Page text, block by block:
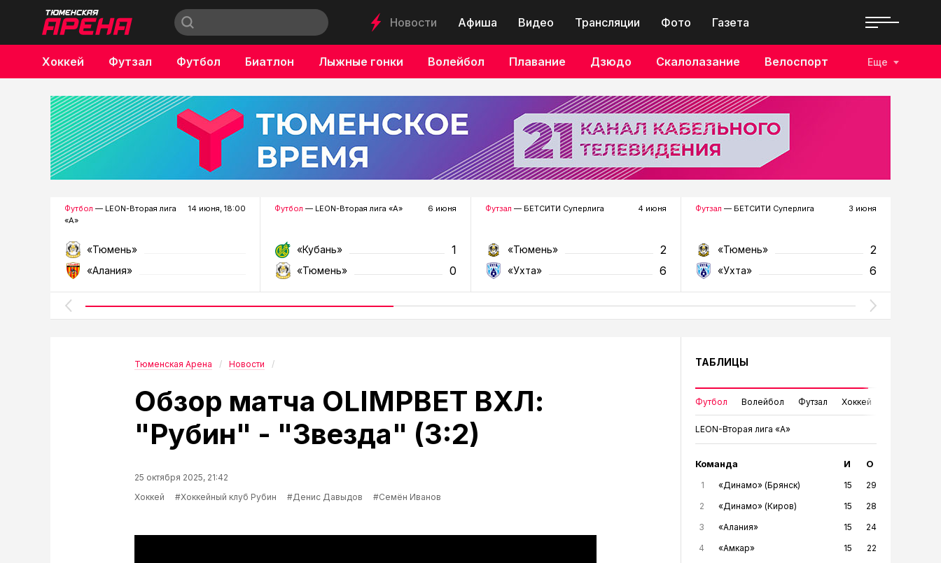
Новости Афиша Видео Трансляции Фото Газета
Хоккей Футзал Футбол Биатлон Лыжные гонки Волейбол Плавание Дзюдо Скалолазание Велоспорт
Бокс
Еще
Футбол — LEON-Вторая лига
«А»
14 июня, 18:00
«Тюмень»
«Алания»
Футбол — LEON-Вторая лига «А» 6 июня
«Кубань» 1
«Тюмень» 0
Футзал — БЕТСИТИ Суперлига 4 июня
«Тюмень» 2
«Ухта» 6
Футзал — БЕТСИТИ Суперлига 3 июня
«Тюмень» 2
«Ухта» 6
Тюменская Арена Новости
Обзор матча OLIMPBET ВХЛ:
"Рубин" - "Звезда" (3:2)
25 октября 2025, 21:42
Хоккей
#Хоккейный клуб Рубин #Денис Давыдов #Семён Иванов
ТАБЛИЦЫ
Футбол Волейбол Футзал Хоккей
LEON-Вторая лига «А»
Команда И О
1 «Динамо» (Брянск) 15
29
2
«Динамо» (Киров) 15
28
3
«Алания» 15
24
4
«Амкар» 15
22